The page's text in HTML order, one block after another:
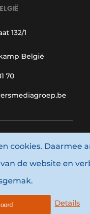
132/1
België
70
- 2026
Algemene voorwaarden
cookies. Daarmee
de website en
Details